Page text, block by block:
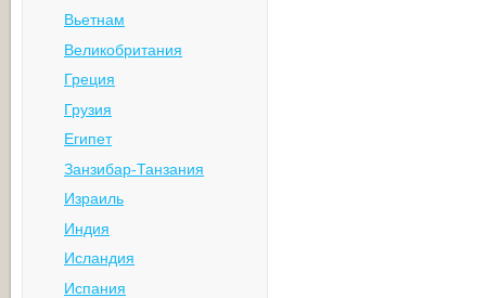
Вьетнам
Великобритания
Греция
Грузия
Египет
Занзибар-Танзания
Израиль
Индия
Исландия
Испания